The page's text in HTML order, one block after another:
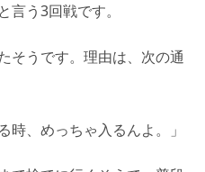
う3回戦です。
そうです。理由は、次の通
時、めっちゃ入るんよ。」